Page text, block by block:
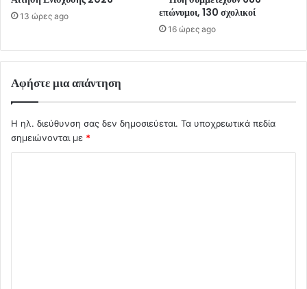
13 ώρες ago
επώνυμοι, 130 σχολικοί
16 ώρες ago
Αφήστε μια απάντηση
Η ηλ. διεύθυνση σας δεν δημοσιεύεται. Τα υποχρεωτικά πεδία
σημειώνονται με *